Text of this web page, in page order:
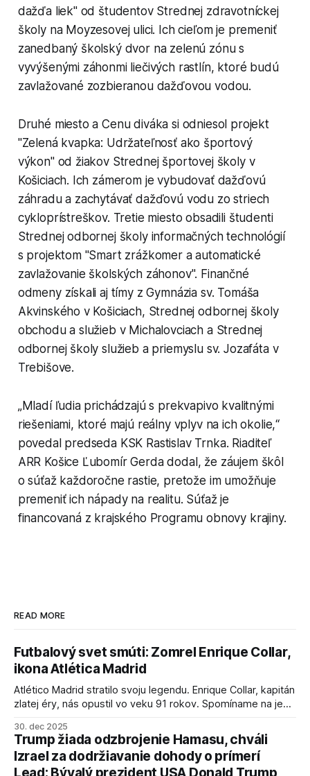
dažďa liek" od študentov Strednej zdravotníckej
školy na Moyzesovej ulici. Ich cieľom je premeniť
zanedbaný školský dvor na zelenú zónu s
vyvýšenými záhonmi liečivých rastlín, ktoré budú
zavlažované zozbieranou dažďovou vodou.
Druhé miesto a Cenu diváka si odniesol projekt
"Zelená kvapka: Udržateľnosť ako športový
výkon" od žiakov Strednej športovej školy v
Košiciach. Ich zámerom je vybudovať dažďovú
záhradu a zachytávať dažďovú vodu zo striech
cykloprístreškov. Tretie miesto obsadili študenti
Strednej odbornej školy informačných technológií
s projektom "Smart zrážkomer a automatické
zavlažovanie školských záhonov". Finančné
odmeny získali aj tímy z Gymnázia sv. Tomáša
Akvinského v Košiciach, Strednej odbornej školy
obchodu a služieb v Michalovciach a Strednej
odbornej školy služieb a priemyslu sv. Jozafáta v
Trebišove.
„Mladí ľudia prichádzajú s prekvapivo kvalitnými
riešeniami, ktoré majú reálny vplyv na ich okolie,“
povedal predseda KSK Rastislav Trnka. Riaditeľ
ARR Košice Ľubomír Gerda dodal, že záujem škôl
o súťaž každoročne rastie, pretože im umožňuje
premeniť ich nápady na realitu. Súťaž je
financovaná z krajského Programu obnovy krajiny.
READ MORE
Futbalový svet smúti: Zomrel Enrique Collar,
ikona Atlética Madrid
Atlético Madrid stratilo svoju legendu. Enrique Collar, kapitán
zlatej éry, nás opustil vo veku 91 rokov. Spomíname na jeho
30. dec 2025
Trump žiada odzbrojenie Hamasu, chváli
Izrael za dodržiavanie dohody o prímerí
Lead: Bývalý prezident USA Donald Trump